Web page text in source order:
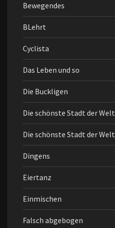
Bewegendes
BLehrt
Cyclista
Das Leben und so
Die Buckligen
Die schönste Stadt der Welt
Die schönste Stadt der Welt
Dingens
Eiertanz
Einmischen
Falsch abgebogen